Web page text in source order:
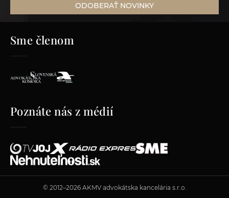
ODOBERAŤ NOVINKY
Sme členom
Poznáte nás z médií
© 2012–2026 AKMV advokátska kancelária s.r.o.